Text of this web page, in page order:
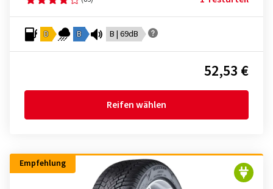
D B B | 69dB
52,53 €
Reifen wählen
Empfehlung